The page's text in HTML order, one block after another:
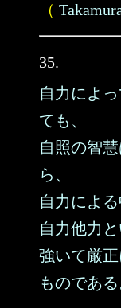
（
35.
自力によ
ても、
自照の智
ら、
自力によ
自力他力と
強いて厳
ものである